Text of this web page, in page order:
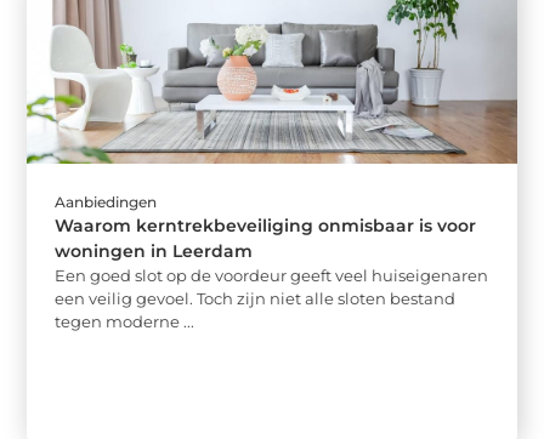
Aanbiedingen
Waarom kerntrekbeveiliging onmisbaar is voor
woningen in Leerdam
Een goed slot op de voordeur geeft veel huiseigenaren
een veilig gevoel. Toch zijn niet alle sloten bestand
tegen moderne ...